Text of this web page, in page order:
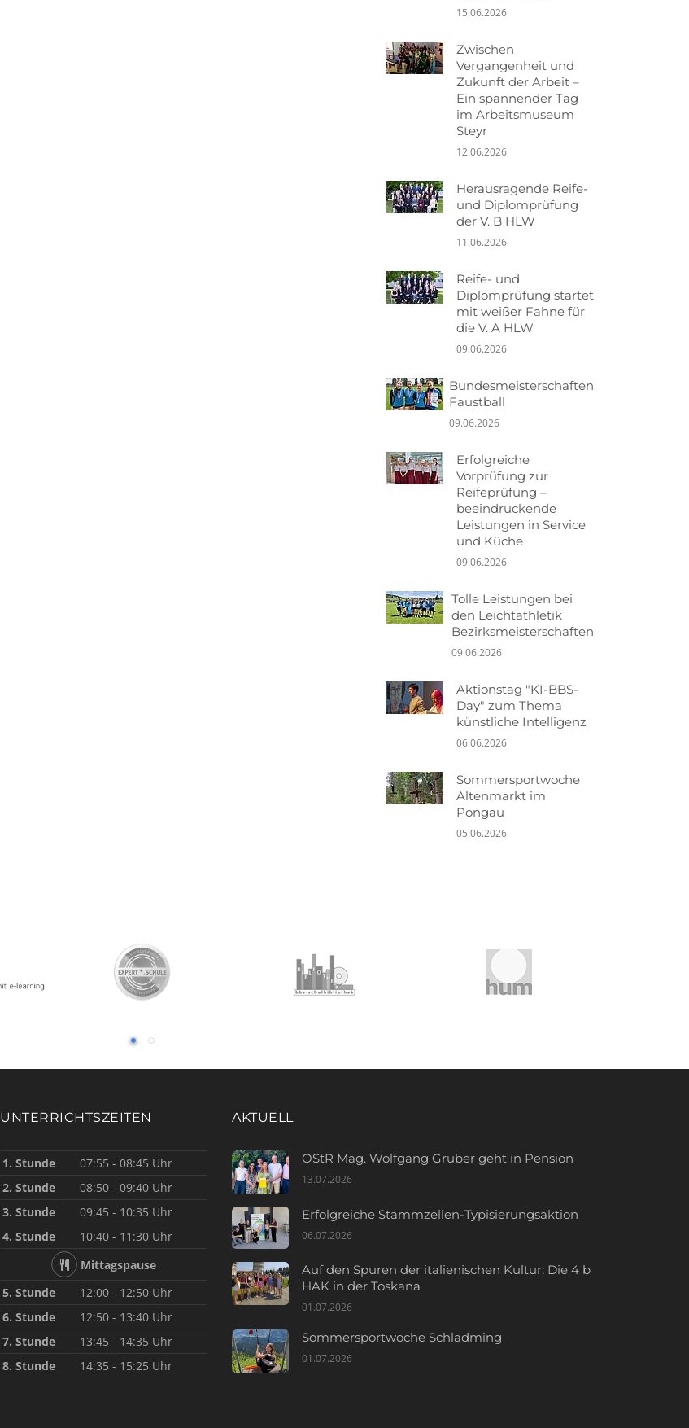
15.06.2026
Zwischen
Vergangenheit und
Zukunft der Arbeit –
Ein spannender Tag
im Arbeitsmuseum
Steyr
12.06.2026
Herausragende Reife-
und Diplomprüfung
der V. B HLW
11.06.2026
Reife- und
Diplomprüfung startet
mit weißer Fahne für
die V. A HLW
09.06.2026
Bundesmeisterschaften
Faustball
09.06.2026
Erfolgreiche
Vorprüfung zur
Reifeprüfung –
beeindruckende
Leistungen in Service
und Küche
09.06.2026
Tolle Leistungen bei
den Leichtathletik
Bezirksmeisterschaften
09.06.2026
Aktionstag "KI-BBS-
Day" zum Thema
künstliche Intelligenz
06.06.2026
Sommersportwoche
Altenmarkt im
Pongau
05.06.2026
UNTERRICHTSZEITEN
1. Stunde
07:55 - 08:45 Uhr
2. Stunde
08:50 - 09:40 Uhr
3. Stunde
09:45 - 10:35 Uhr
4. Stunde
10:40 - 11:30 Uhr
Mittagspause
5. Stunde
12:00 - 12:50 Uhr
6. Stunde
12:50 - 13:40 Uhr
7. Stunde
13:45 - 14:35 Uhr
8. Stunde
14:35 - 15:25 Uhr
AKTUELL
OStR Mag. Wolfgang Gruber geht in Pension
13.07.2026
Erfolgreiche Stammzellen-Typisierungsaktion
06.07.2026
Auf den Spuren der italienischen Kultur: Die 4 b
HAK in der Toskana
01.07.2026
Sommersportwoche Schladming
01.07.2026